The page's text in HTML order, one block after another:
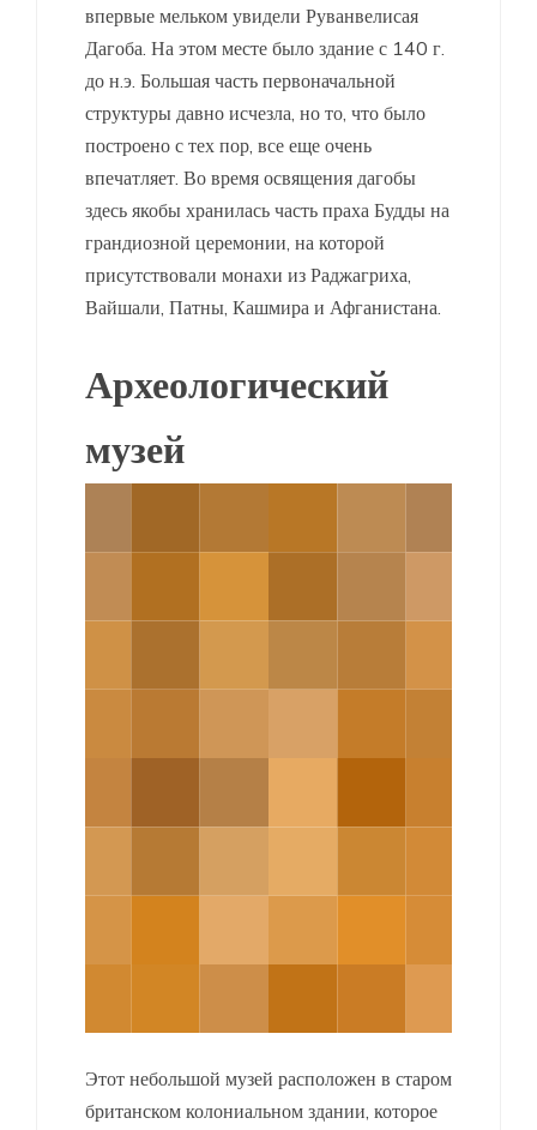
впервые мельком увидели Руванвелисая
Дагоба. На этом месте было здание с 140 г.
до н.э. Большая часть первоначальной
структуры давно исчезла, но то, что было
построено с тех пор, все еще очень
впечатляет. Во время освящения дагобы
здесь якобы хранилась часть праха Будды на
грандиозной церемонии, на которой
присутствовали монахи из Раджагриха,
Вайшали, Патны, Кашмира и Афганистана.
Археологический
музей
Этот небольшой музей расположен в старом
британском колониальном здании, которое